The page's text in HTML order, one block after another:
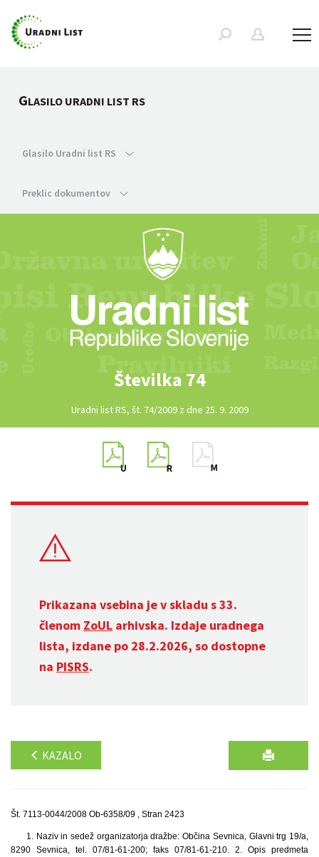
GLASILO URADNI LIST RS
Glasilo Uradni list RS
Preklic dokumentov
Številka 74
Uradni list RS, št. 74/2009 z dne 25. 9. 2009
Prikazana vsebina je v skladu s 33.
členom ZoUL arhivska. Izdaje uradnega
lista, izdane po 28.2.2026, so dostopne
na PISRS.
KAZALO
Št. 7113-0044/2008 Ob-6358/09 , Stran 2423
1. Naziv in sedež organizatorja dražbe: Občina Sevnica, Glavni trg 19/a,
8290 Sevnica, tel. 07/81-61-200; faks 07/81-61-210. 2. Opis predmeta